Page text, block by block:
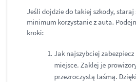
Jeśli dojdzie do takiej szkody,
minimum korzystanie z auta.
kroki:
Jak najszybciej zabezpiecz
miejsce. Zaklej je
przezroczystą taśmą.